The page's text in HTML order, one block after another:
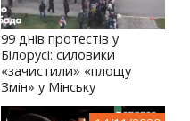
99 днів протестів у
Білорусі: силовики
«зачистили» «площу
Змін» у Мінську